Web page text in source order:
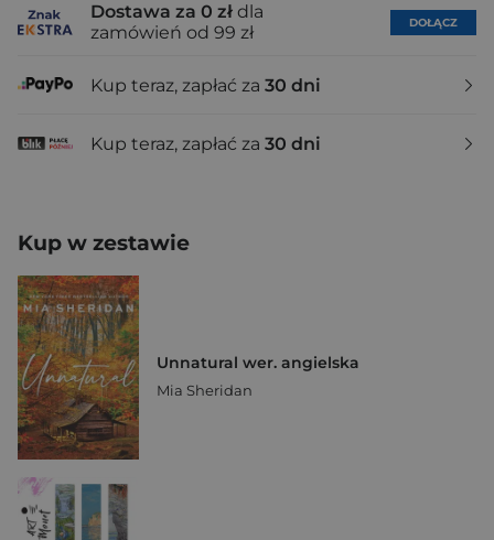
Dostawa za 0 zł dla
zamówień od 99 zł
DOŁĄCZ
Kup teraz, zapłać za 30 dni
Kup teraz, zapłać za 30 dni
Kup w zestawie
Unnatural wer. angielska
Mia Sheridan